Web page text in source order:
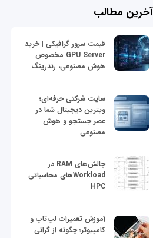
آخرین مطالب
قیمت سرور گرافیکی | خرید
GPU Server مخصوص
هوش مصنوعی، رندرینگ
سایت شرکتی حرفه‌ای؛
ویترین دیجیتال شما در
عصر جستجو و هوش
مصنوعی
چالش‌های RAM در
Workloadهای محاسباتی
HPC
آموزش تعمیرات لپ‌تاپ و
کامپیوتر؛ چگونه از گرانی